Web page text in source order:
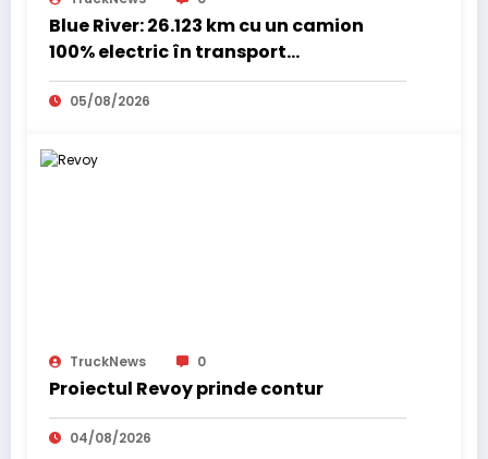
Blue River: 26.123 km cu un camion
100% electric în transport
internațional
05/08/2026
TruckNews 0
Proiectul Revoy prinde contur
04/08/2026